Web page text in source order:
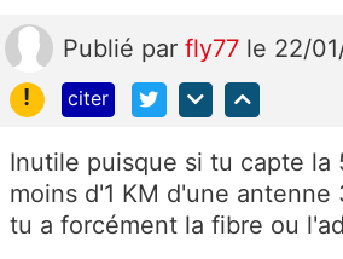
Publié par fly77 le 22/
!
citer
Inutile puisque si tu capte la
moins d'1 KM d'une
tu a forcément la fibre ou